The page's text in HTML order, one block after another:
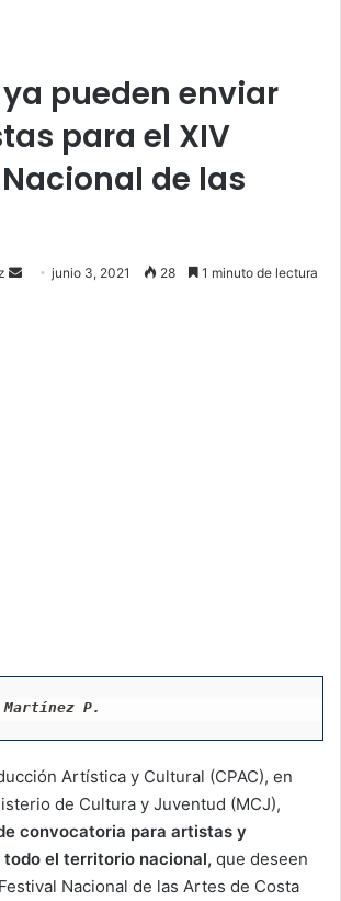
pueden enviar
para el XIV
de las
Sendjunio 3, 2021 28 1 minuto de lectura
P.
Artística y Cultural (CPAC), en
de Cultura y Juventud (MCJ),
convocatoria para artistas y
todo el territorio nacional, que deseen
Nacional de las Artes de Costa